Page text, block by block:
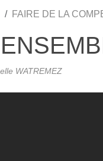
FAIRE DE LA
WATREMEZ